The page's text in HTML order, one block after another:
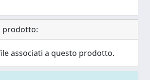
prodotto:
associati a questo prodotto.